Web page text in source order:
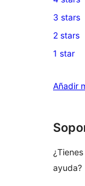
5-
star
reviews
0
4-
star
reviews
0
3-
star
3 stars
0
2-
reviews
2 stars
0
star
1 star
Añadir
ayuda?